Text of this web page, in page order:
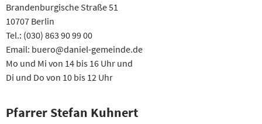
Brandenburgische Straße 51
10707 Berlin
Tel.: (030) 863 90 99 00
Email: buero@daniel-gemeinde.de
Mo und Mi von 14 bis 16 Uhr und
Di und Do von 10 bis 12 Uhr
Pfarrer Stefan Kuhnert